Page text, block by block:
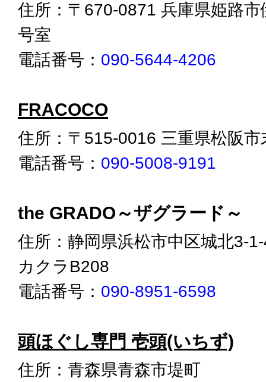
住所：〒670-0871 兵庫県姫路
号室
電話番号： 090-5644-4206
FRACOCO
住所：〒515-0016 三重県松阪
電話番号： 090-5008-9191
the GRADO～ザグラード～
住所：静岡県浜松市中区城北3-
カクラB208
電話番号： 090-8951-6598
頭ほぐし専門 壱頭(いちず)
住所：青森県青森市堤町